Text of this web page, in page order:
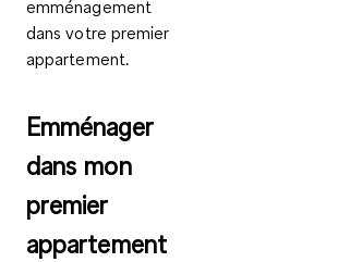
emménagement
dans votre premier
appartement.
Emménager
dans mon
premier
appartement